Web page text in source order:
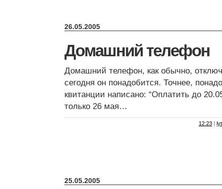
26.05.2005
Домашний телефон
Домашний телефон, как обычно,
сегодня он понадобится. Точнее,
квитанции написано: “Оплатить до
только 26 мая…
12:23 |
25.05.2005